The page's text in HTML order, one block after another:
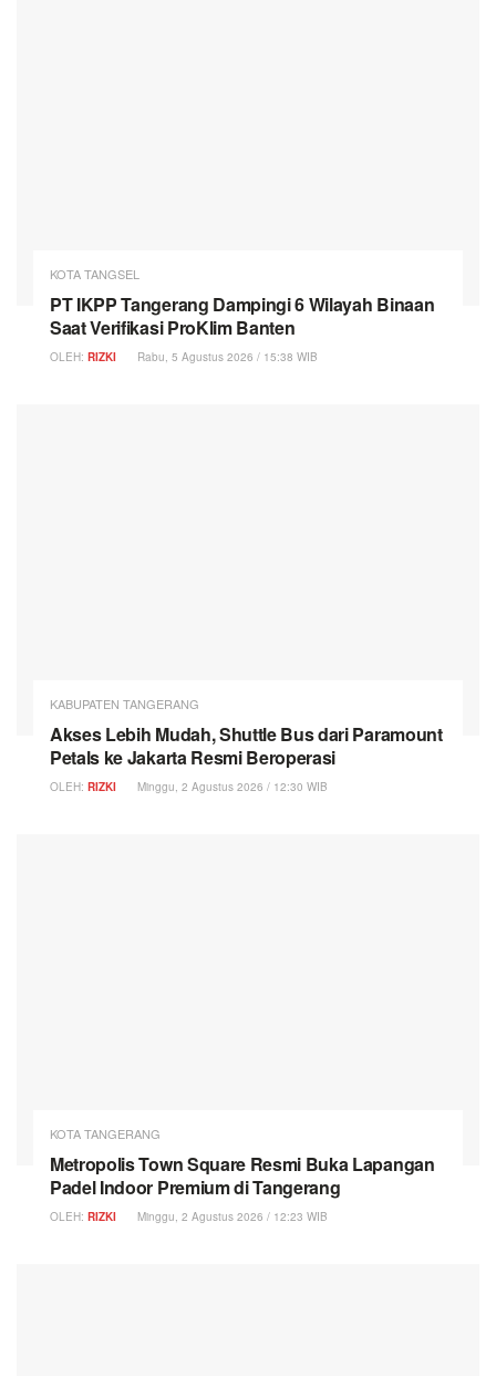
KOTA TANGSEL
PT IKPP Tangerang Dampingi 6 Wilayah Binaan
Saat Verifikasi ProKlim Banten
OLEH: RIZKI Rabu, 5 Agustus 2026 / 15:38 WIB
KABUPATEN TANGERANG
Akses Lebih Mudah, Shuttle Bus dari Paramount
Petals ke Jakarta Resmi Beroperasi
OLEH: RIZKI Minggu, 2 Agustus 2026 / 12:30 WIB
KOTA TANGERANG
Metropolis Town Square Resmi Buka Lapangan
Padel Indoor Premium di Tangerang
OLEH: RIZKI Minggu, 2 Agustus 2026 / 12:23 WIB